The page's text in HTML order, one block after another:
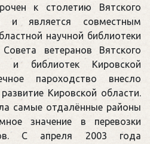
к столетию Вятского
и является совместным
научной библиотеки
ветеранов Вятского
и библиотек Кировской
пароходство внесло
Кировской области.
самые отдалённые районы
значение в перевозки
С апреля 2003 года